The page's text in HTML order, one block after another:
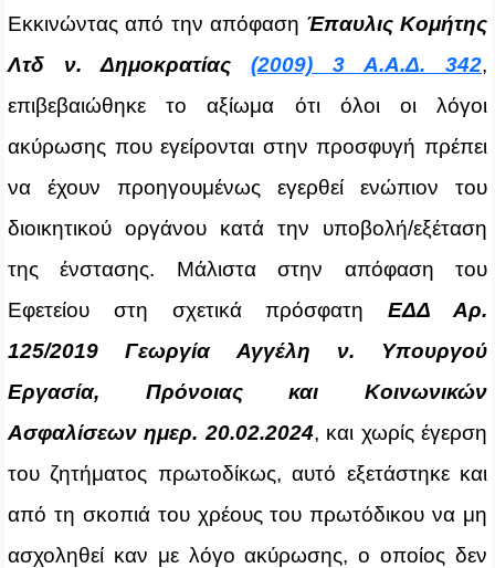
Εκκινώντας από την απόφαση Έπαυλις Κομήτης
Λτδ ν. Δημοκρατίας (2009) 3 Α.Α.Δ. 342,
επιβεβαιώθηκε το αξίωμα ότι όλοι οι λόγοι
ακύρωσης που εγείρονται στην προσφυγή πρέπει
να έχουν προηγουμένως εγερθεί ενώπιον του
διοικητικού οργάνου κατά την υποβολή/εξέταση
της ένστασης. Μάλιστα στην απόφαση του
Εφετείου στη σχετικά πρόσφατη ΕΔΔ Αρ.
125/2019 Γεωργία Αγγέλη ν. Υπουργού
Εργασία, Πρόνοιας και Κοινωνικών
Ασφαλίσεων ημερ. 20.02.2024, και χωρίς έγερση
του ζητήματος πρωτοδίκως, αυτό εξετάστηκε και
από τη σκοπιά του χρέους του πρωτόδικου να μη
ασχοληθεί καν με λόγο ακύρωσης, ο οποίος δεν